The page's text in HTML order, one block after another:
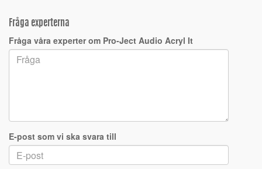
Fråga experterna
Fråga våra experter om Pro-Ject Audio Acryl It
E-post som vi ska svara till